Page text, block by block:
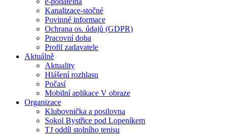
Kanalizace-stočné
Povinné informace
Ochrana os. údajů (GDPR)
Pracovní doba
Profil zadavatele
Aktuálně
Aktuality
Hlášení rozhlasu
Počasí
Mobilní aplikace V obraze
Organizace
Klubovnička a posilovna
Sokol Bystřice pod Lopeníkem
TJ oddíl stolního tenisu